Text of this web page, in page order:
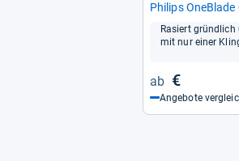
Phi­lips
Rasiert gründ­lich
mit nur einer
€
Angebote